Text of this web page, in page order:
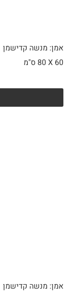
אמן: מנשה קדישמן
60 X
אמן: מנשה קדישמן